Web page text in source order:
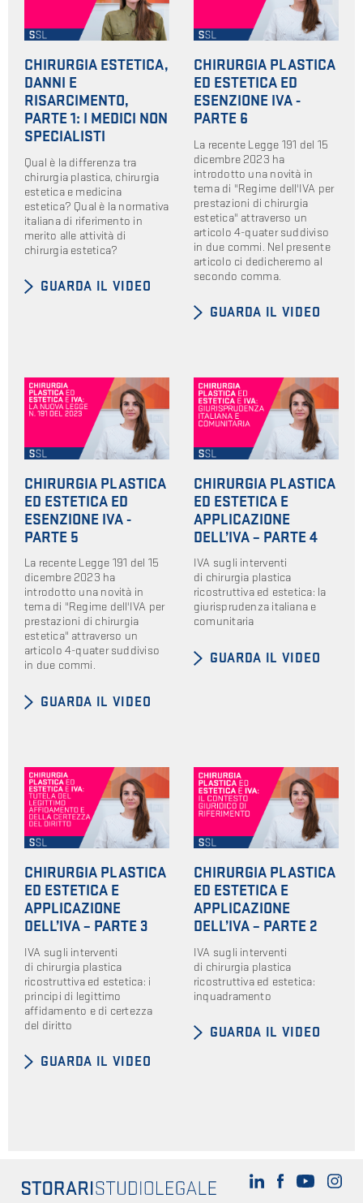
CHIRURGIA ESTETICA,
DANNI E
RISARCIMENTO,
PARTE 1: I MEDICI NON
SPECIALISTI
Qual è la differenza tra
chirurgia plastica, chirurgia
estetica e medicina
estetica? Qual è la normativa
italiana di riferimento in
merito alle attività di
chirurgia estetica?
GUARDA IL VIDEO
CHIRURGIA PLASTICA
ED ESTETICA ED
ESENZIONE IVA -
PARTE 6
La recente Legge 191 del 15
dicembre 2023 ha
introdotto una novità in
tema di "Regime dell'IVA per
prestazioni di chirurgia
estetica" attraverso un
articolo 4-quater suddiviso
in due commi. Nel presente
articolo ci dedicheremo al
secondo comma.
GUARDA IL VIDEO
CHIRURGIA PLASTICA
ED ESTETICA ED
ESENZIONE IVA -
PARTE 5
La recente Legge 191 del 15
dicembre 2023 ha
introdotto una novità in
tema di "Regime dell'IVA per
prestazioni di chirurgia
estetica" attraverso un
articolo 4-quater suddiviso
in due commi.
GUARDA IL VIDEO
CHIRURGIA PLASTICA
ED ESTETICA E
APPLICAZIONE
DELL’IVA – PARTE 4
IVA sugli interventi
di chirurgia plastica
ricostruttiva ed estetica: la
giurisprudenza italiana e
comunitaria
GUARDA IL VIDEO
CHIRURGIA PLASTICA
ED ESTETICA E
APPLICAZIONE
DELL’IVA – PARTE 3
IVA sugli interventi
di chirurgia plastica
ricostruttiva ed estetica: i
principi di legittimo
affidamento e di certezza
del diritto
GUARDA IL VIDEO
CHIRURGIA PLASTICA
ED ESTETICA E
APPLICAZIONE
DELL’IVA – PARTE 2
IVA sugli interventi
di chirurgia plastica
ricostruttiva ed estetica:
inquadramento
GUARDA IL VIDEO